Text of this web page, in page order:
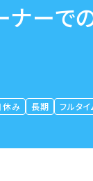
ーで
休み 長期 フルタイ